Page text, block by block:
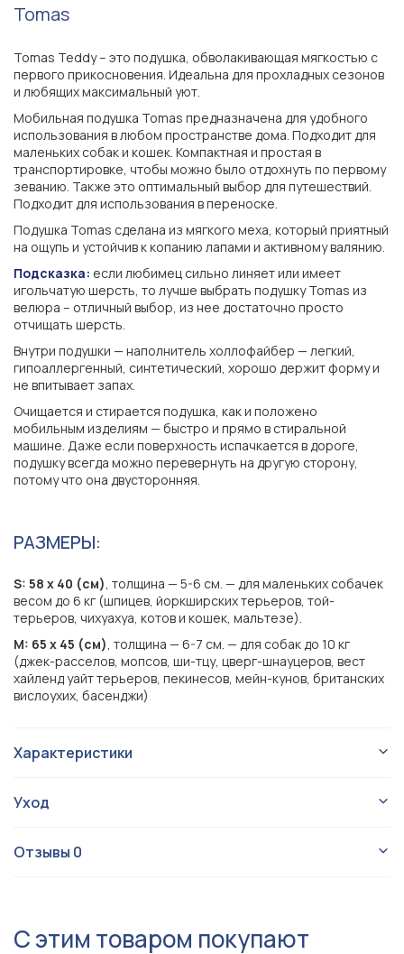
Tomas
Tomas Teddy – это подушка, обволакивающая мягкостью с
первого прикосновения. Идеальна для прохладных сезонов
и любящих максимальный уют.
Мобильная подушка Tomas предназначена для удобного
использования в любом пространстве дома. Подходит для
маленьких собак и кошек. Компактная и простая в
транспортировке, чтобы можно было отдохнуть по первому
зеванию. Также это оптимальный выбор для путешествий.
Подходит для использования в переноске.
Подушка Tomas сделана из мягкого меха, который приятный
на ощупь и устойчив к копанию лапами и активному валянию.
Подсказка: если любимец сильно линяет или имеет
игольчатую шерсть, то лучше выбрать подушку Tomas из
велюра – отличный выбор, из нее достаточно просто
отчищать шерсть.
Внутри подушки — наполнитель холлофайбер — легкий,
гипоаллергенный, синтетический, хорошо держит форму и
не впитывает запах.
Очищается и стирается подушка, как и положено
мобильным изделиям — быстро и прямо в стиральной
машине. Даже если поверхность испачкается в дороге,
подушку всегда можно перевернуть на другую сторону,
потому что она двусторонняя.
РАЗМЕРЫ:
S: 58 х 40 (см) , толщина — 5-6 см. — для маленьких собачек
весом до 6 кг (шпицев, йоркширских терьеров, той-
терьеров, чихуахуа, котов и кошек, мальтезе).
M: 65 х 45 (см) , толщина — 6-7 см. — для собак до 10 кг
(джек-расселов, мопсов, ши-тцу, цверг-шнауцеров, вест
хайленд уайт терьеров, пекинесов, мейн-кунов, британских
вислоухих, басенджи)
Характеристики
Серия
Материал
Мех
Уход
щеткой и липким валиком.
Машинная стирка на деликатном режиме 30-40°.
Отзывы 0
С этим товаром покупают